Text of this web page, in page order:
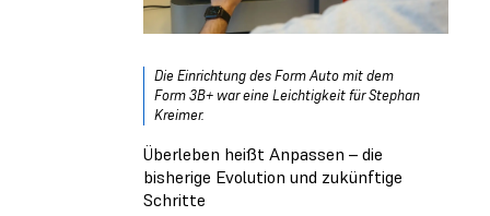
Die Einrichtung des Form Auto mit dem
Form 3B+ war eine Leichtigkeit für Stephan
Kreimer.
Überleben heißt Anpassen – die
bisherige Evolution und zukünftige
Schritte